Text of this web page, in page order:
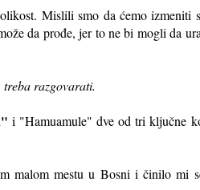
Mislili smo da ćemo izmeniti
da prođe, jer to ne bi mogli da
razgovarati.
i "Hamuamule" dve od tri ključne
malom mestu u Bosni i činilo mi